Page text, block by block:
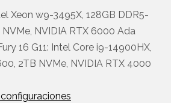
Xeon w9-3495X, 128GB DDR5-
NVIDIA RTX 6000 Ada
16 G11: Intel Core i9-14900HX,
2TB NVMe, NVIDIA RTX 4000